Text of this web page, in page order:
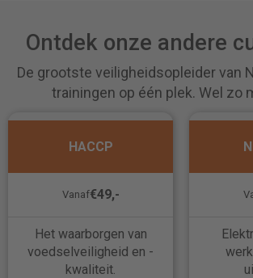
Ontdek onze andere
De grootste veiligheidsopleider van
trainingen op één plek. Wel zo
HACCP
Vanaf€49,-
Het waarborgen van
voedselveiligheid en -
kwaliteit.